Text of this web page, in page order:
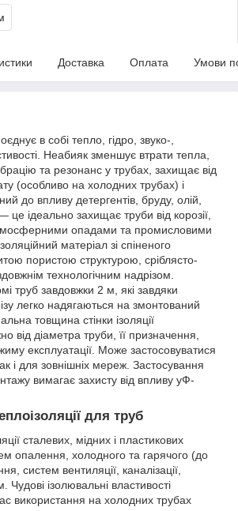
Доставка Оплата Умови
в собі тепло, гідро, звуко-,
Неабияк зменшує втрати тепла,
та резонанс у трубах, захищає від
(особливо на холодних трубах) і
до впливу детергентів, бруду, олій,
ідеально захищає труби від корозії,
опадами та промисловими
матеріал зі спіненого
пористою структурою, сріблясто-
технологічним надрізом.
труб завдовжки 2 м, які завдяки
легко надягаються на змонтований
товщина стінки ізоляції
від діаметра труби, її призначення,
експлуатації. Може застосовуватися
і для зовнішніх мереж. Застосування
вимагає захисту від впливу уФ-
для труб
сталевих, мідних і пластикових
опалення, холодного та гарячого (до
систем вентиляції, каналізації,
ізолювальні властивості
використання на холодних трубах